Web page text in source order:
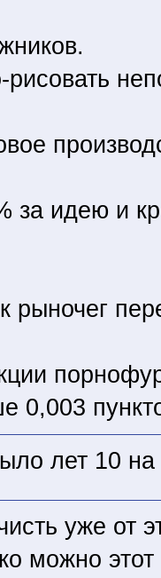
за идею и
рыночег
0,003
лет 10 на
уже от
можно